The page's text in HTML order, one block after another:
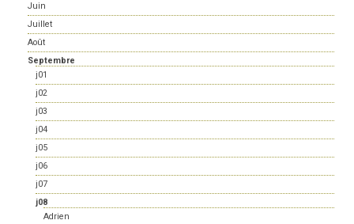
Juin
Juillet
Août
Septembre
j01
j02
j03
j04
j05
j06
j07
j08
Adrien